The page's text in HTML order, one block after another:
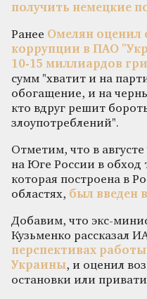
получить немецкие
Ранее Омелян оценил
коррупции в ПАО
10-15 миллиардов
сумм "хватит и на
обогащение, и на
кто вдруг решит
злоупотреблений".
Отметим, что в
на Юге России в
которая построена в
областях, был введен
Добавим, что экс-
Кузьменко рассказал
перспективах
Украины, и оценил
остановки или